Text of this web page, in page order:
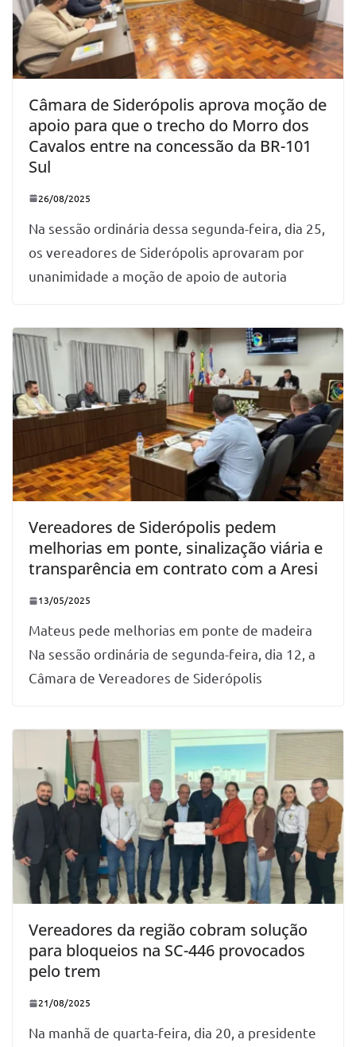
Câmara de Siderópolis aprova moção de
apoio para que o trecho do Morro dos
Cavalos entre na concessão da BR-101
Sul
26/08/2025
Na sessão ordinária dessa segunda-feira, dia 25,
os vereadores de Siderópolis aprovaram por
unanimidade a moção de apoio de autoria
Vereadores de Siderópolis pedem
melhorias em ponte, sinalização viária e
transparência em contrato com a Aresi
13/05/2025
Mateus pede melhorias em ponte de madeira
Na sessão ordinária de segunda-feira, dia 12, a
Câmara de Vereadores de Siderópolis
Vereadores da região cobram solução
para bloqueios na SC-446 provocados
pelo trem
21/08/2025
Na manhã de quarta-feira, dia 20, a presidente